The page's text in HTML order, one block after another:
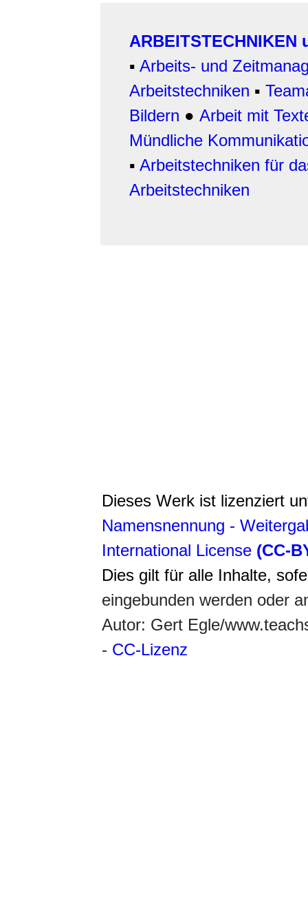
ARBEITSTECHNIKEN
▪ Arbeits- und
Arbeitstechniken ▪
Bildern ● Arbeit mit
Mündliche
▪ Arbeitstechniken für
Arbeitstechniken
Dieses Werk ist lizenziert
Namensnennung -
International License (CC-
Dies gilt für alle Inhalte,
eingebunden werden oder
Autor: Gert Egle/
- CC-Lizenz